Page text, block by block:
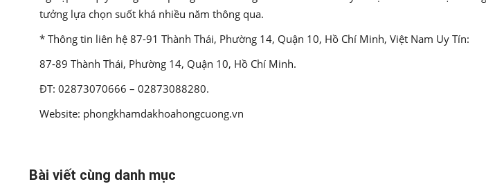
tưởng lựa chọn suốt khá nhiều năm thông qua.
* Thông tin liên hệ 87-91 Thành Thái, Phường 14, Quận 10, Hồ Chí Minh, Việt Nam Uy Tín:
87-89 Thành Thái, Phường 14, Quận 10, Hồ Chí Minh.
ĐT: 02873070666 – 02873088280.
Website: phongkhamdakhoahongcuong.vn
Bài viết cùng danh mục